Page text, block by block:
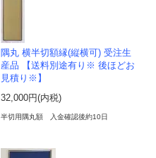
隅丸 横半切額縁(縦横可) 受注生
産品 【送料別途有り※ 後ほどお
見積り※】
32,000円(内税)
半切用隅丸額 入金確認後約10日